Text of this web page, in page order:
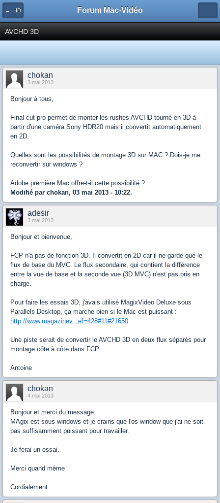
← HD Forum Mac-Vidéo
AVCHD 3D
chokan
3 mai 2013
Bonjour à tous,
Final cut pro permet de monter les rushes AVCHD tourné en 3D à
partir d'une caméra Sony HDR20 mais il convertit automatiquement
en 2D.
Quelles sont les possibilités de montage 3D sur MAC ? Dois-je me
reconvertir sur windows ?
Adobe première Mac offre-t-il cette possibilité ?
Modifié par chokan, 03 mai 2013 - 10:22.
adesir
3 mai 2013
Bonjour et bienvenue,
FCP n'a pas de fonction 3D. Il convertit en 2D car il ne garde que le
flux de base du MVC. Le flux secondaire, qui contient la différence
entre la vue de base et la seconde vue (3D MVC) n'est pas pris en
charge.
Pour faire les essais 3D, j'avais utilisé MagixVideo Deluxe sous
Parallels Desktop, ça marche bien si le Mac est puissant :
http://www.magazinev...ef=428#11#21650
Une piste serait de convertir le AVCHD 3D en deux flux séparés pour
montage côte à côte dans FCP.
Antoine
chokan
4 mai 2013
Bonjour et merci du message.
MAgix est sous windows et je crains que l'os window que j'ai ne soit
pas suffisamment puissant pour travailler.
Je ferai un essai.
Merci quand même
Cordialement